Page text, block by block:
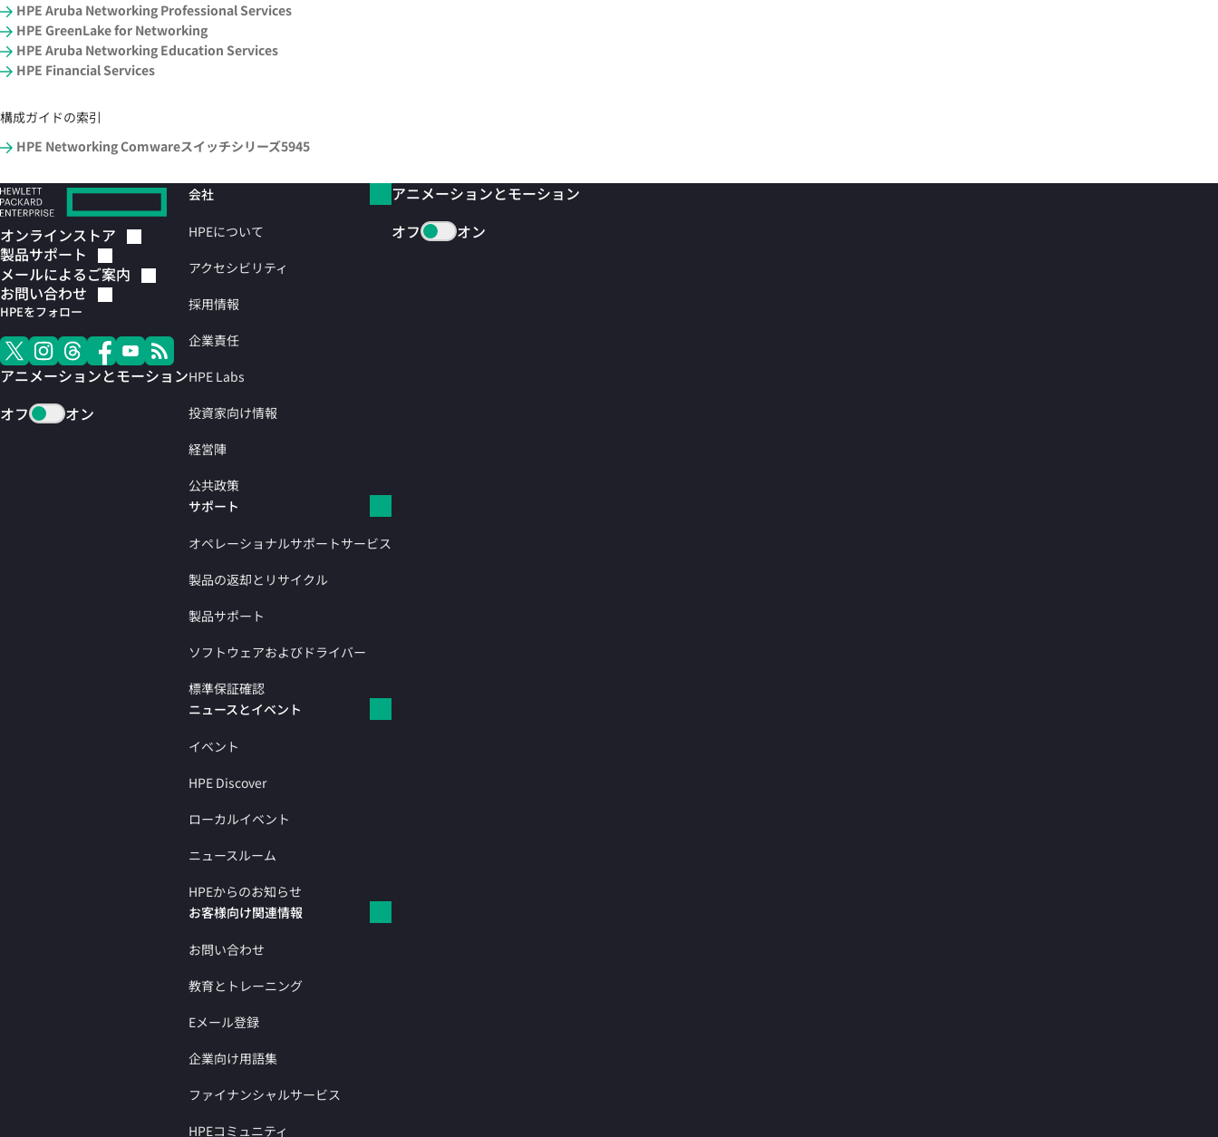
HPE Aruba Networking Professional Services
HPE GreenLake for Networking
HPE Aruba Networking Education Services
HPE Financial Services
構成ガイドの索引
HPE Networking Comwareスイッチシリーズ5945
オンラインストア
製品サポート
メールによるご案内
お問い合わせ
HPEをフォロー
アニメーションとモーション
オフ
オン
会社
HPEについて
アクセシビリティ
採用情報
企業責任
HPE Labs
投資家向け情報
経営陣
公共政策
サポート
オペレーショナルサポートサービス
製品の返却とリサイクル
製品サポート
ソフトウェアおよびドライバー
標準保証確認
ニュースとイベント
イベント
HPE Discover
ローカルイベント
ニュースルーム
HPEからのお知らせ
お客様向け関連情報
お問い合わせ
教育とトレーニング
Eメール登録
企業向け用語集
ファイナンシャルサービス
HPEコミュニティ
アニメーションとモーション
オフ
オン